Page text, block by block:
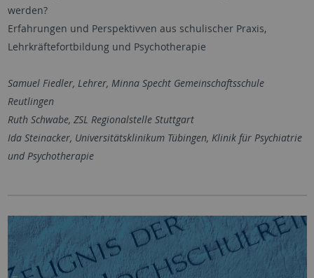
werden?
Erfahrungen und Perspektivven aus schulischer Praxis,
Lehrkräftefortbildung und Psychotherapie
Samuel Fiedler, Lehrer, Minna Specht Gemeinschaftsschule
Reutlingen
Ruth Schwabe, ZSL Regionalstelle Stuttgart
Ida Steinacker, Universitätsklinikum Tübingen, Klinik für Psychiatrie
und Psychotherapie